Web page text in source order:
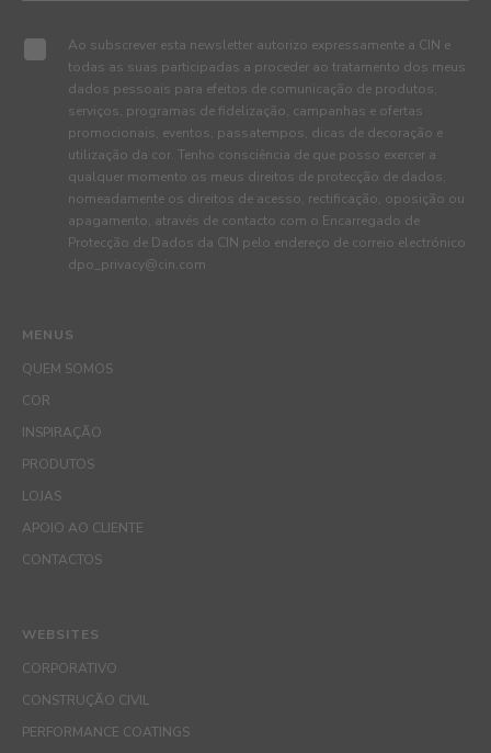
MENUS
QUEM SOMOS
COR
INSPIRAÇÃO
PRODUTOS
LOJAS
APOIO AO CLIENTE
CONTACTOS
Ao subscrever esta newsletter autorizo expressamente a CIN e
todas as suas participadas a proceder ao tratamento dos meus
dados pessoais para efeitos de comunicação de produtos,
serviços, programas de fidelização, campanhas e ofertas
promocionais, eventos, passatempos, dicas de decoração e
utilização da cor. Tenho consciência de que posso exercer a
qualquer momento os meus direitos de protecção de dados,
nomeadamente os direitos de acesso, rectificação, oposição ou
apagamento, através de contacto com o Encarregado de
Protecção de Dados da CIN pelo endereço de correio electrónico
dpo_privacy@cin.com
WEBSITES
CORPORATIVO
CONSTRUÇÃO CIVIL
PERFORMANCE COATINGS